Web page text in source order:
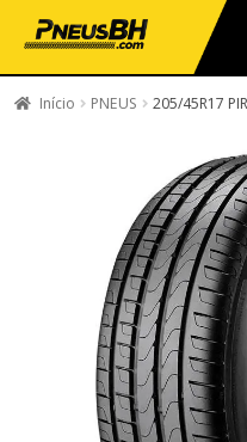
PNEUS EM OFERTA
Início PNEUS 205/45R17